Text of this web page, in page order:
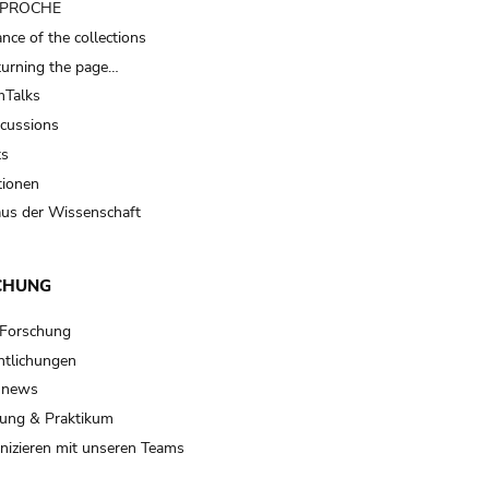
of the collections
the page…
der Wissenschaft
& Praktikum
mit unseren Teams